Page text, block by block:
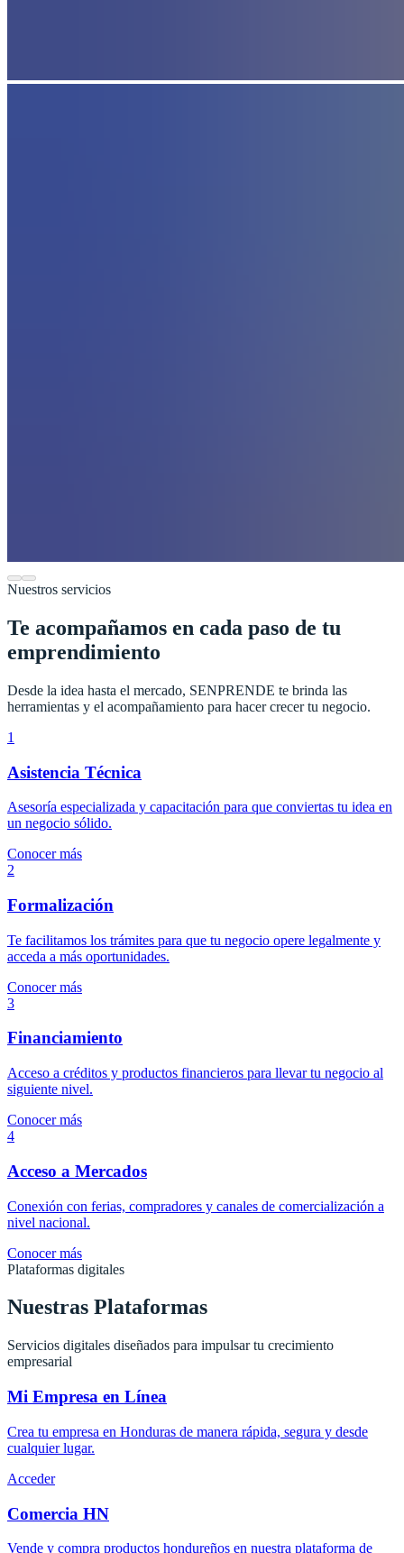
Nuestros servicios
Te acompañamos en cada paso de tu
emprendimiento
Desde la idea hasta el mercado, SENPRENDE te brinda las
herramientas y el acompañamiento para hacer crecer tu negocio.
1
Asistencia Técnica
Asesoría especializada y capacitación para que conviertas tu idea en
un negocio sólido.
Conocer más
2
Formalización
Te facilitamos los trámites para que tu negocio opere legalmente y
acceda a más oportunidades.
Conocer más
3
Financiamiento
Acceso a créditos y productos financieros para llevar tu negocio al
siguiente nivel.
Conocer más
4
Acceso a Mercados
Conexión con ferias, compradores y canales de comercialización a
nivel nacional.
Conocer más
Plataformas digitales
Nuestras Plataformas
Servicios digitales diseñados para impulsar tu crecimiento
empresarial
Mi Empresa en Línea
Crea tu empresa en Honduras de manera rápida, segura y desde
cualquier lugar.
Acceder
Comercia HN
Vende y compra productos hondureños en nuestra plataforma de